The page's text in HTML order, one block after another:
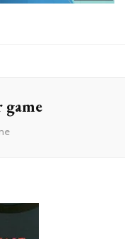
game